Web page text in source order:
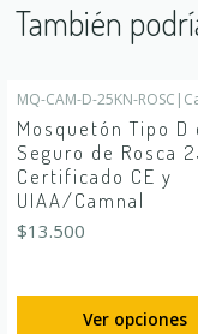
También
MQ-CAM-D-25KN-ROSC |
Mosquetón Tipo D
Seguro de Rosca
Certificado CE y
UIAA/Camnal
$13.500
Ver opciones